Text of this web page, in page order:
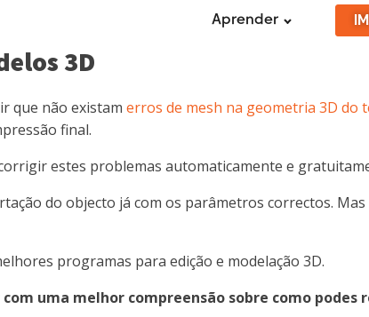
Aprender
3D
que não existam erros de mesh na geometria 3D do
final.
estes problemas automaticamente e
do objecto já com os parâmetros correctos.
programas para edição e modelação 3D.
uma melhor compreensão sobre como podes